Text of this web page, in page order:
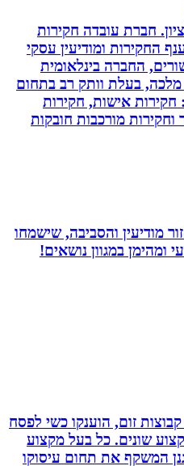
עובדה חקירות
ומודיעין עסקי
בינלאומית
בעלת וותק רב בתחום
אישות, חקירות
מורכבות חובקות
והסביבה, שישמחו
במגוון נושאים!
זום, הוענקו כשי לפסח
שונים. כל בעל מקצוע
את תחום עיסוקו